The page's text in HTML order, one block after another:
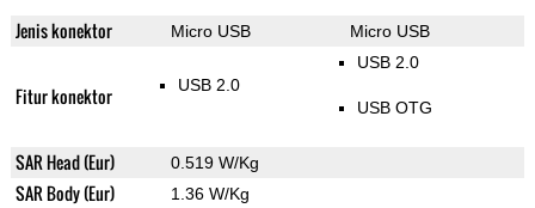
Jenis konektor Micro USB Micro USB
Fitur konektor USB 2.0
USB 2.0
USB OTG
SAR Head (Eur) 0.519 W/Kg
SAR Body (Eur) 1.36 W/Kg